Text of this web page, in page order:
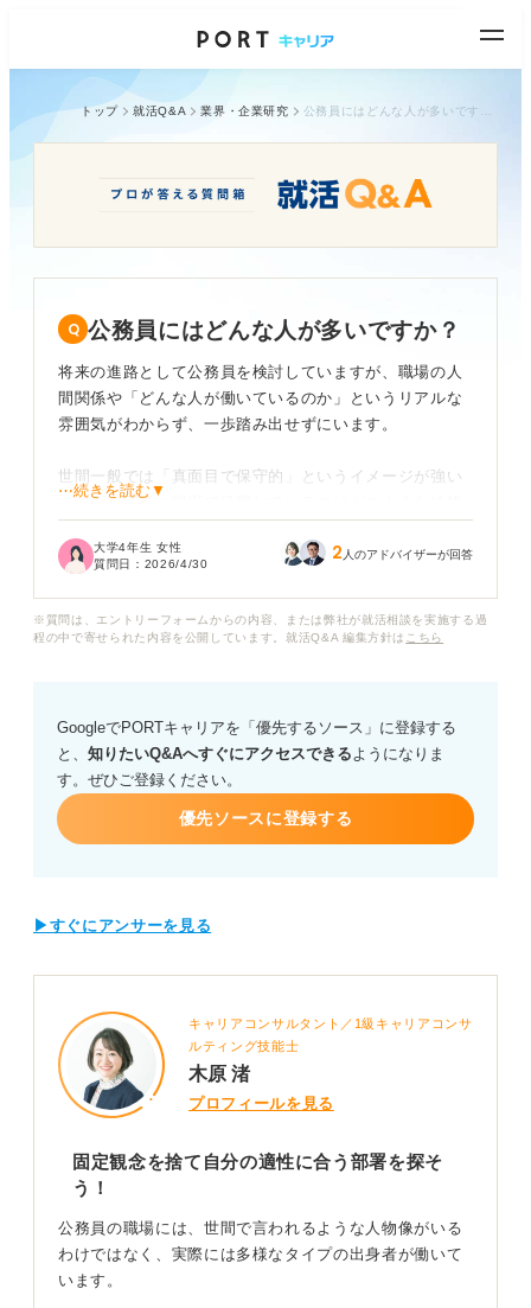
トップ 就活Q&A 業界・企業研究
公務員にはどんな人が多いですか？
将来の進路として公務員を検討していますが、職場の人
間関係や「どんな人が働いているのか」というリアルな
雰囲気がわからず、一歩踏み出せずにいます。
世間一般では「真面目で保守的」というイメージが強い
ですが、実際に現場で活躍しているのはどのような性格
不安を感じています。
公務員組織に多い人の特徴や、逆に「こういう考え方の
人はギャップを感じやすい」といった、入庁後のミスマ
ッチを防ぐための判断基準を教えてほしいです。
⋯続きを読む▼
大学4年生 女性
質問日： 2026/4/30 2 人のアドバイザーが回答
※質問は、エントリーフォームからの内容、または弊社が就活相談を実施する過
程の中で寄せられた内容を公開しています。就活Q&A 編集方針は こちら
GoogleでPORTキャリアを「優先するソース」に登録する
と、 知りたいQ&Aへすぐにアクセスできるようになりま
す。ぜひご登録ください。
優先ソースに登録する
▶すぐにアンサーを見る
キャリアコンサルタント／1級キャリアコンサ
ルティング技能士
木原 渚
プロフィールを見る
固定観念を捨て自分の適性に合う部署を探そ
う！
公務員の職場には、世間で言われるような人物像がいる
わけではなく、実際には多様なタイプの出身者が働いて
います。